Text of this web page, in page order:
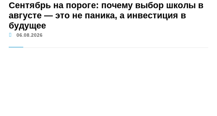
Сентябрь на пороге: почему выбор школы в
августе — это не паника, а инвестиция в
будущее
06.08.2026